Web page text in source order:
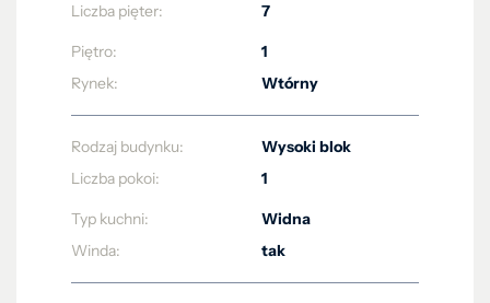
Liczba pięter:
7
Piętro:
1
Rynek:
Wtórny
Rodzaj budynku:
Wysoki blok
Liczba pokoi:
1
Typ kuchni:
Widna
Winda:
tak